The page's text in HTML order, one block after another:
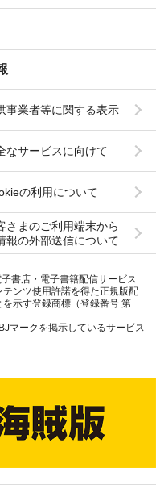
事業者等に関する表示
なサービスに向けて
の利用について
さまのご利用端末から
報の外部送信について
書店・電子書籍配信サービス
ンツ使用許諾を得た正規版配
示す登録商標（登録番号 第
マークを掲示しているサービス